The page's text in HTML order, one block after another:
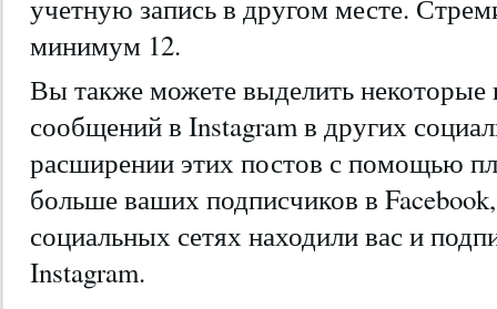
учетную запись в другом месте.
минимум 12.
Вы также можете выделить
сообщений в Instagram в других
расширении этих постов с помощью
больше ваших подписчиков в
социальных сетях находили вас и
Instagram.